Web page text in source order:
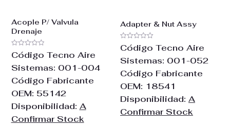
Acople P/ Valvula
Drenaje
Valorado
con
0
de
Código Tecno Aire
Sistemas: 001-004
Código Fabricante
OEM: 55142
Disponibilidad: A
Confirmar Stock
Adapter & Nut Assy
Valorado
con
0
de
Código Tecno Aire
Sistemas: 001-052
Código Fabricante
OEM: 18541
Disponibilidad: A
Confirmar Stock